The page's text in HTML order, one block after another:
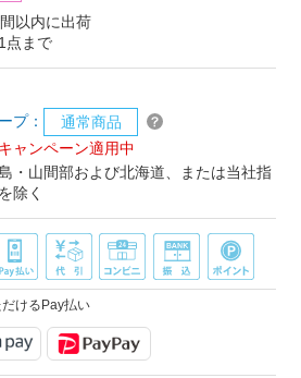
以内に出荷
点まで
プ：
通常商品
ャンペーン適用中
・山間部および北海道、または当社指
除く
だけるPay払い